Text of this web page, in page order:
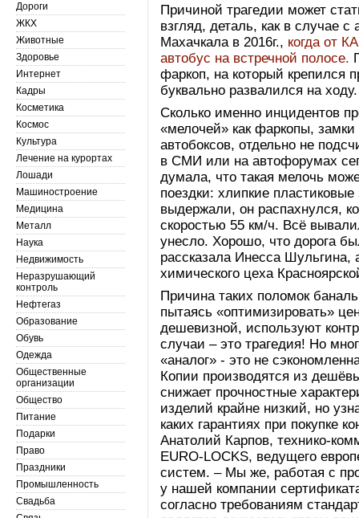
Причиной трагедии может
взгляд, деталь, как в случае
Махачкала в 2016г., когда от
автобус на встречной полосе.
фаркоп, на который крепился
буквально развалился на ходу.
Сколько именно инцидентов
«мелочей» как фаркопы,
автобоксов, отдельно не
в СМИ или на автофорумах
думала, что такая мелочь
поездки: хлипкие
выдержали, он распахнулся,
скоростью 55 км/ч. Всё
унесло. Хорошо, что дорога
рассказала Инесса Шульгина,
химического цеха
Причина таких поломок
пытаясь «оптимизировать»
дешевизной, используют
случаи – это трагедия! Но
«аналог» - это не
Копии производятся из
снижает прочностные
изделий крайне низкий, но
каких гарантиях при покупке
Анатолий Карпов, технико-
EURO-LOCKS, ведущего
систем. – Мы же, работая с
у нашей компании
согласно требованиям
Дороги
ЖКХ
Животные
Здоровье
Интернет
Кадры
Косметика
Космос
Культура
Лечение на курортах
Лошади
Машиностроение
Медицина
Металл
Наука
Недвижимость
Неразрушающий
контроль
Нефтегаз
Образование
Обувь
Одежда
Общественные
организации
Общество
Питание
Подарки
Право
Праздники
Промышленность
Свадьба